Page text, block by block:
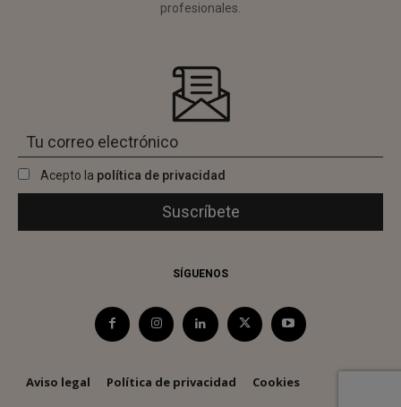
profesionales.
Acepto la política de privacidad
SÍGUENOS
Aviso legal Política de privacidad Cookies